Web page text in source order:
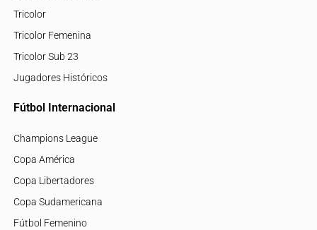
Tricolor
Tricolor Femenina
Tricolor Sub 23
Jugadores Históricos
Fútbol Internacional
Champions League
Copa América
Copa Libertadores
Copa Sudamericana
Fútbol Femenino